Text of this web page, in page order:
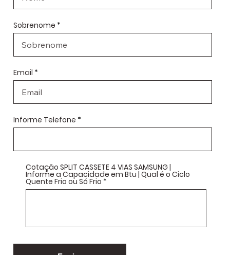
Email
Cotação SPLIT CASSETE 4 VIAS SAMSUNG |
Informe a Capacidade em Btu | Qual é o Ciclo
Quente Frio ou Só Frio
Sobrenome
Informe Telefone